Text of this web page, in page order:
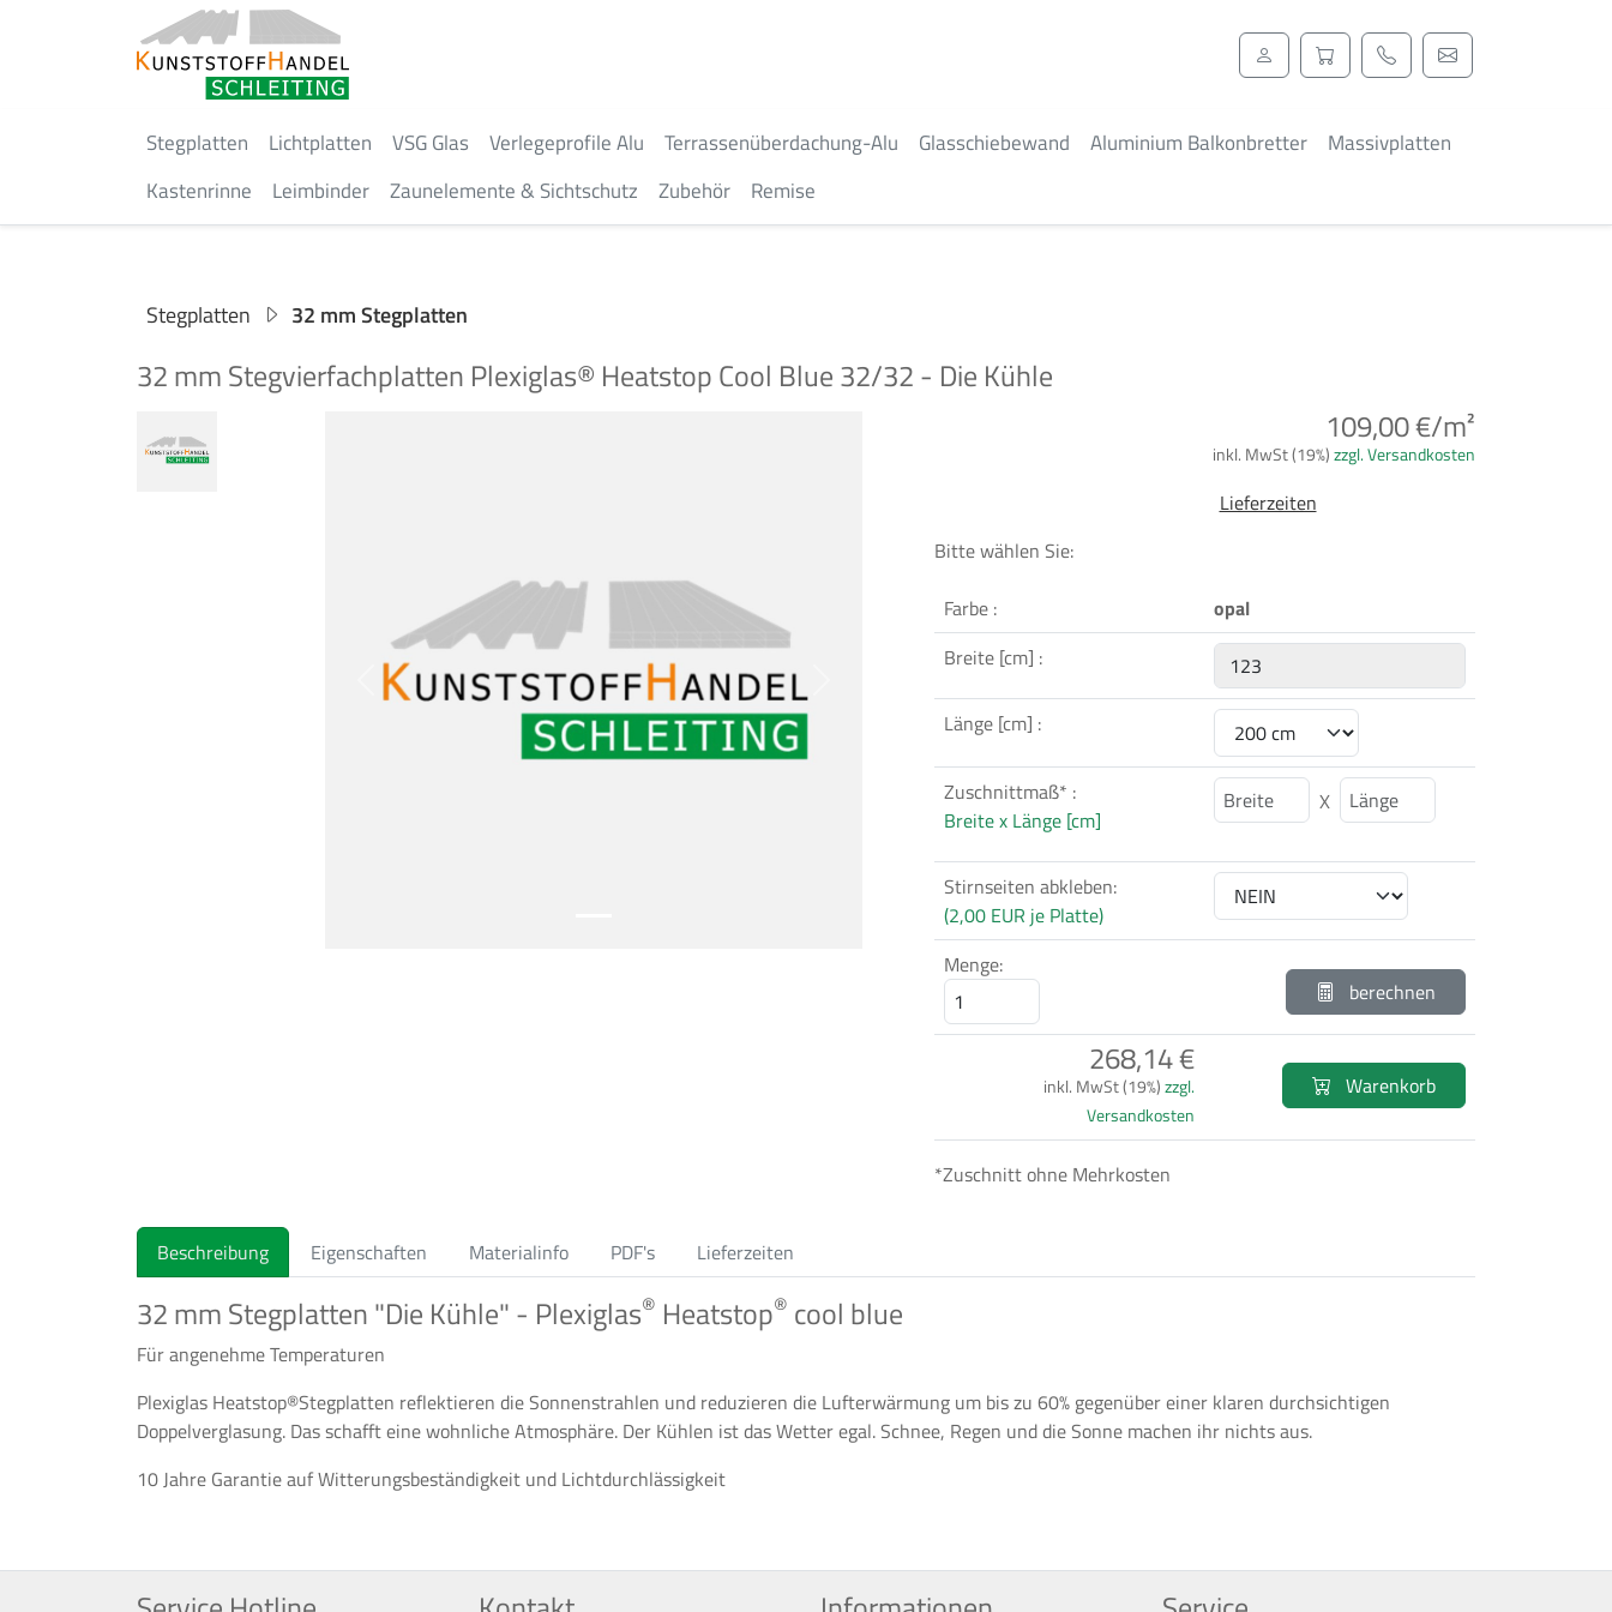
Stegplatten Lichtplatten VSG Glas Verlegeprofile Alu Terrassenüberdachung-Alu Glasschiebewand Aluminium Balkonbretter
Massivplatten
Kastenrinne
Leimbinder Zaunelemente & Sichtschutz Zubehör Remise
Stegplatten 32 mm Stegplatten
32 mm Stegvierfachplatten Plexiglas® Heatstop Cool Blue 32/32 - Die Kühle
Previous
109,00 €/m²
inkl. MwSt (19%)zzgl. Versandkosten
Lieferzeiten
Bitte wählen Sie:
Farbe :
opal
Breite [cm] :
Länge [cm] :
Zuschnittmaß* :
Breite x Länge [cm]
X
Stirnseiten abkleben:
(2,00 EUR je Platte)
Menge:
berechnen
268,14 €
inkl. MwSt (19%)zzgl.
Versandkosten
Warenkorb
*Zuschnitt ohne Mehrkosten
Beschreibung Eigenschaften Materialinfo PDF's Lieferzeiten
32 mm Stegplatten "Die Kühle" - Plexiglas® Heatstop® cool blue
Für angenehme Temperaturen
Plexiglas Heatstop®Stegplatten reflektieren die Sonnenstrahlen und reduzieren die Lufterwärmung um bis zu 60% gegenüber einer klaren durchsichtigen
Doppelverglasung. Das schafft eine wohnliche Atmosphäre. Der Kühlen ist das Wetter egal. Schnee, Regen und die Sonne machen ihr nichts aus.
10 Jahre Garantie auf Witterungsbeständigkeit und Lichtdurchlässigkeit